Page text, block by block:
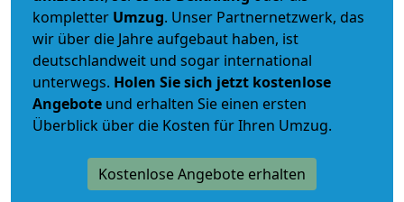
kompletter Umzug. Unser Partnernetzwerk, das
wir über die Jahre aufgebaut haben, ist
deutschlandweit und sogar international
unterwegs. Holen Sie sich jetzt kostenlose
Angebote und erhalten Sie einen ersten
Überblick über die Kosten für Ihren Umzug.
Kostenlose Angebote erhalten